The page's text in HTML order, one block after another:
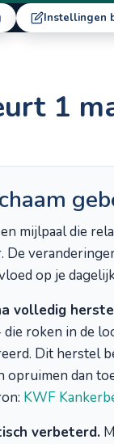
Instellingen
1
mijlpaal die
De
op je
volledig
roken in de
Dit herstel
opruimen dan
KWF
verbeterd.